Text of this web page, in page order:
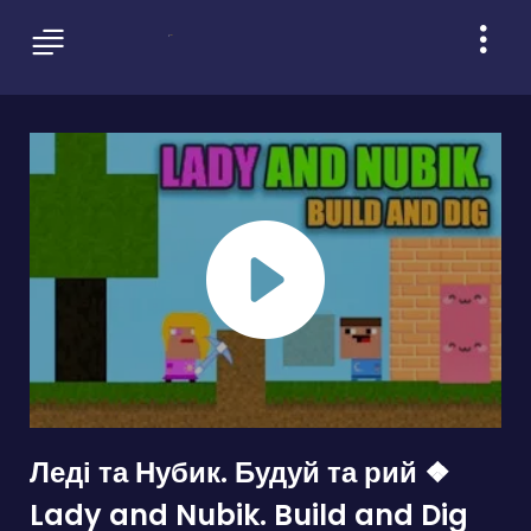
Леді та Нубик. Будуй та рий ❖
Lady and Nubik. Build and Dig